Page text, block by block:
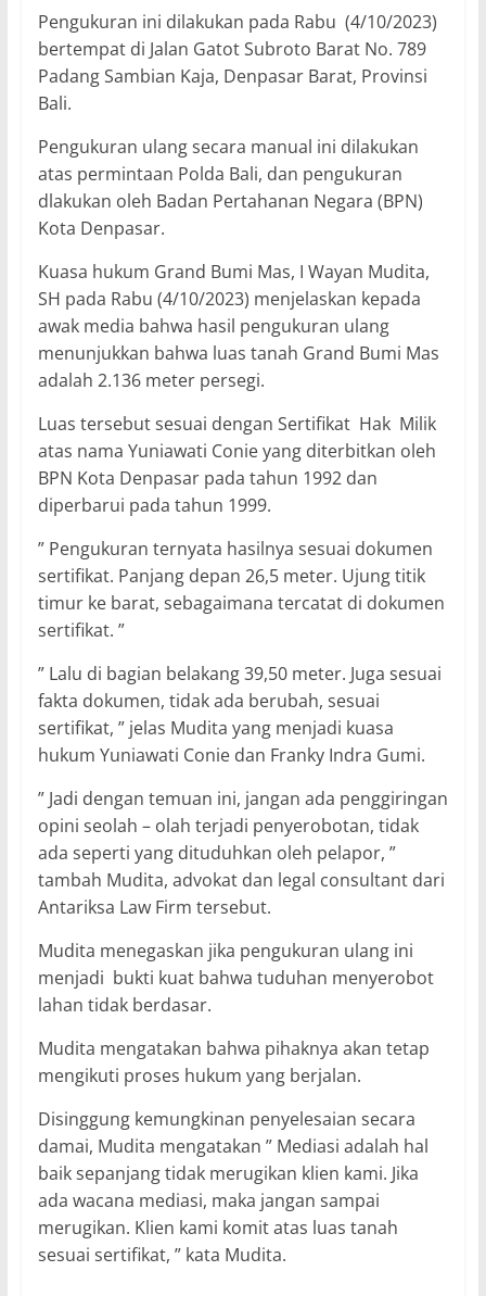
Pengukuran ini dilakukan pada Rabu (4/10/2023)
bertempat di Jalan Gatot Subroto Barat No. 789
Padang Sambian Kaja, Denpasar Barat, Provinsi
Bali.
Pengukuran ulang secara manual ini dilakukan
atas permintaan Polda Bali, dan pengukuran
dlakukan oleh Badan Pertahanan Negara (BPN)
Kota Denpasar.
Kuasa hukum Grand Bumi Mas, I Wayan Mudita,
SH pada Rabu (4/10/2023) menjelaskan kepada
awak media bahwa hasil pengukuran ulang
menunjukkan bahwa luas tanah Grand Bumi Mas
adalah 2.136 meter persegi.
Luas tersebut sesuai dengan Sertifikat Hak Milik
atas nama Yuniawati Conie yang diterbitkan oleh
BPN Kota Denpasar pada tahun 1992 dan
diperbarui pada tahun 1999.
” Pengukuran ternyata hasilnya sesuai dokumen
sertifikat. Panjang depan 26,5 meter. Ujung titik
timur ke barat, sebagaimana tercatat di dokumen
sertifikat. ”
” Lalu di bagian belakang 39,50 meter. Juga sesuai
fakta dokumen, tidak ada berubah, sesuai
sertifikat, ” jelas Mudita yang menjadi kuasa
hukum Yuniawati Conie dan Franky Indra Gumi.
” Jadi dengan temuan ini, jangan ada penggiringan
opini seolah – olah terjadi penyerobotan, tidak
ada seperti yang dituduhkan oleh pelapor, ”
tambah Mudita, advokat dan legal consultant dari
Antariksa Law Firm tersebut.
Mudita menegaskan jika pengukuran ulang ini
menjadi bukti kuat bahwa tuduhan menyerobot
lahan tidak berdasar.
Mudita mengatakan bahwa pihaknya akan tetap
mengikuti proses hukum yang berjalan.
Disinggung kemungkinan penyelesaian secara
damai, Mudita mengatakan ” Mediasi adalah hal
baik sepanjang tidak merugikan klien kami. Jika
ada wacana mediasi, maka jangan sampai
merugikan. Klien kami komit atas luas tanah
sesuai sertifikat, ” kata Mudita.